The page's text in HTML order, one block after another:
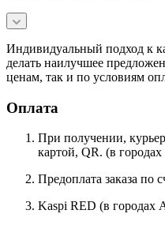
Индивидуальный подход к
делать наилучшее
ценам, так и по условиям
Оплата
При получении,
картой, QR. (в
Предоплата заказа по
Kaspi RED (в городах